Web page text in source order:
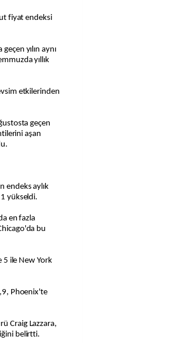
fiyat endeksi
yılın aynı
yıllık
etkilerinden
geçen
aşan
endeks aylık
yükseldi.
en fazla
bu
5 ile New York
Phoenix'te
Craig Lazzara,
belirtti.